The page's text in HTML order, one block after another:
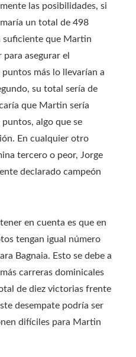
las posibilidades, si
un total de 498
suficiente que Martin
asegurar el
más lo llevarían a
su total sería de
que Martin sería
algo que se
En cualquier otro
tercero o peor, Jorge
declarado campeón
en cuenta es que en
tengan igual número
Bagnaia. Esto se debe a
carreras dominicales
de diez victorias frente
desempate podría ser
difíciles para Martin